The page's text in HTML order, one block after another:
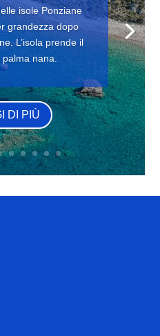
isole Ponziane
grandezza dopo
L’isola prende il
nana.
DI PIÙ